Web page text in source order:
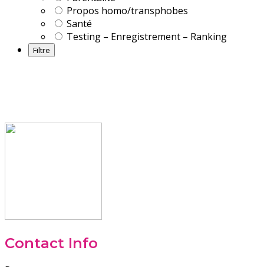
Propos homo/transphobes
Santé
Testing – Enregistrement – Ranking
Contact Info